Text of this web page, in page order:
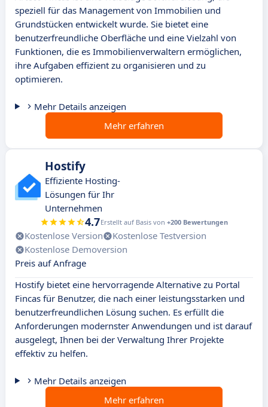
speziell für das Management von Immobilien und
Grundstücken entwickelt wurde. Sie bietet eine
benutzerfreundliche Oberfläche und eine Vielzahl von
Funktionen, die es Immobilienverwaltern ermöglichen,
ihre Aufgaben effizient zu organisieren und zu
optimieren.
Mehr Details anzeigen
Mehr erfahren
Hostify
Effiziente Hosting-
Lösungen für Ihr
Unternehmen
4.7Erstellt auf Basis von +200 Bewertungen
Kostenlose Version
Kostenlose Testversion
Kostenlose Demoversion
Preis auf Anfrage
Hostify bietet eine hervorragende Alternative zu Portal
Fincas für Benutzer, die nach einer leistungsstarken und
benutzerfreundlichen Lösung suchen. Es erfüllt die
Anforderungen modernster Anwendungen und ist darauf
ausgelegt, Ihnen bei der Verwaltung Ihrer Projekte
effektiv zu helfen.
Mehr Details anzeigen
Mehr erfahren